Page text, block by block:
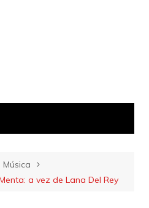
a vez de Lana Del Rey